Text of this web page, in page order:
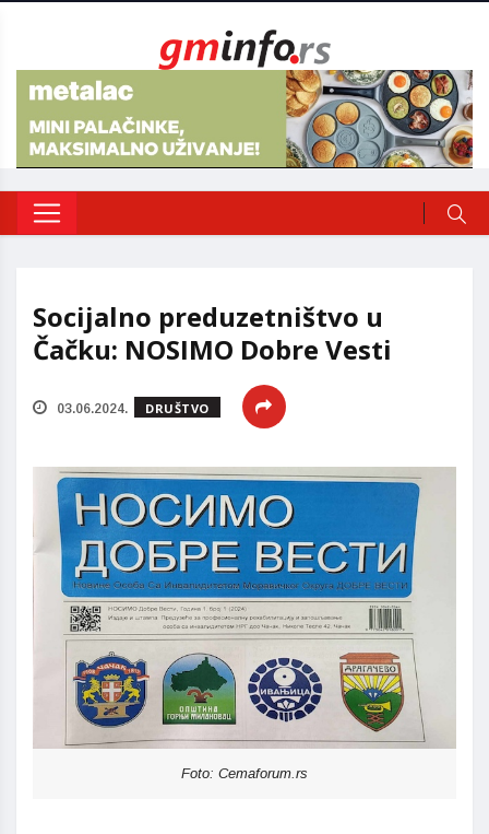
Socijalno preduzetništvo u
Čačku: NOSIMO Dobre Vesti
03.06.2024. DRUŠTVO
Foto: Cemaforum.rs